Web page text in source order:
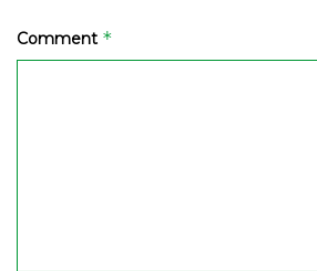
Comment *